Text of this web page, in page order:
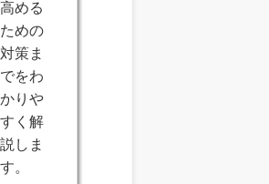
高める
ための
対策ま
でをわ
かりや
すく解
説しま
す。